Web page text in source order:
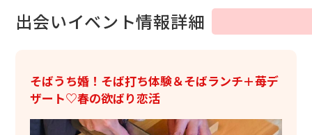
出会いイベント情報詳細
そばうち婚！そば打ち体験＆そばランチ＋苺デ
ザート♡春の欲ばり恋活